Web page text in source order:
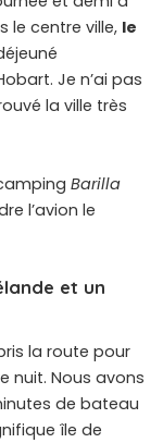
le centre ville, le
Je n’ai pas
la ville très
Barilla
l’avion le
et un
la route pour
nuit. Nous avons
de bateau
île de